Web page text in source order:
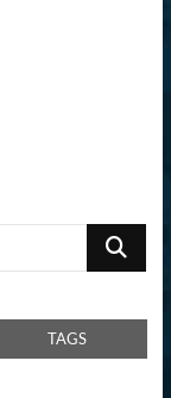
Cerca...
TAGS